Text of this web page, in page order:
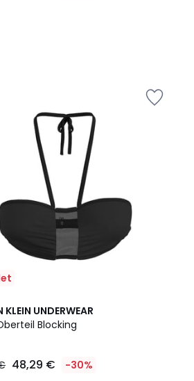
KLEIN UNDERWEAR
Blocking
48,29 € -30%